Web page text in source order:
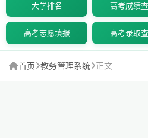
大学排名 高考成绩
高考志愿填报 高考录取
首页 教务管理系统 正文